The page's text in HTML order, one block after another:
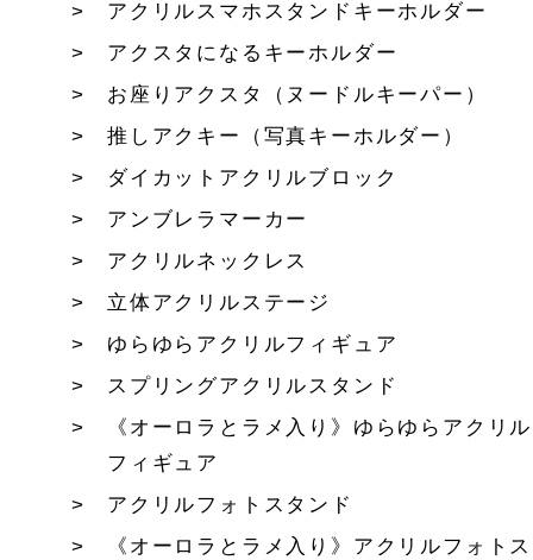
アクリルスマホスタンドキーホルダー
アクスタになるキーホルダー
お座りアクスタ（ヌードルキーパー）
推しアクキー（写真キーホルダー）
ダイカットアクリルブロック
アンブレラマーカー
アクリルネックレス
立体アクリルステージ
ゆらゆらアクリルフィギュア
スプリングアクリルスタンド
《オーロラとラメ入り》ゆらゆらアクリル
フィギュア
アクリルフォトスタンド
《オーロラとラメ入り》アクリルフォトス